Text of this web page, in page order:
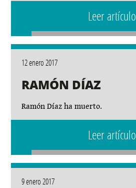
Leer artículo
12 enero 2017
RAMÓN DÍAZ
Ramón Díaz ha muerto.
Leer artículo
9 enero 2017